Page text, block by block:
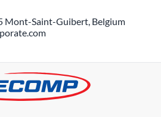
Mont-Saint-Guibert, Belgium